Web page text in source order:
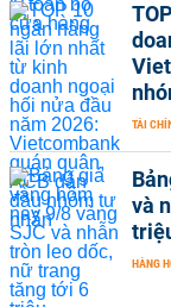
TÀI
và
HÀNG